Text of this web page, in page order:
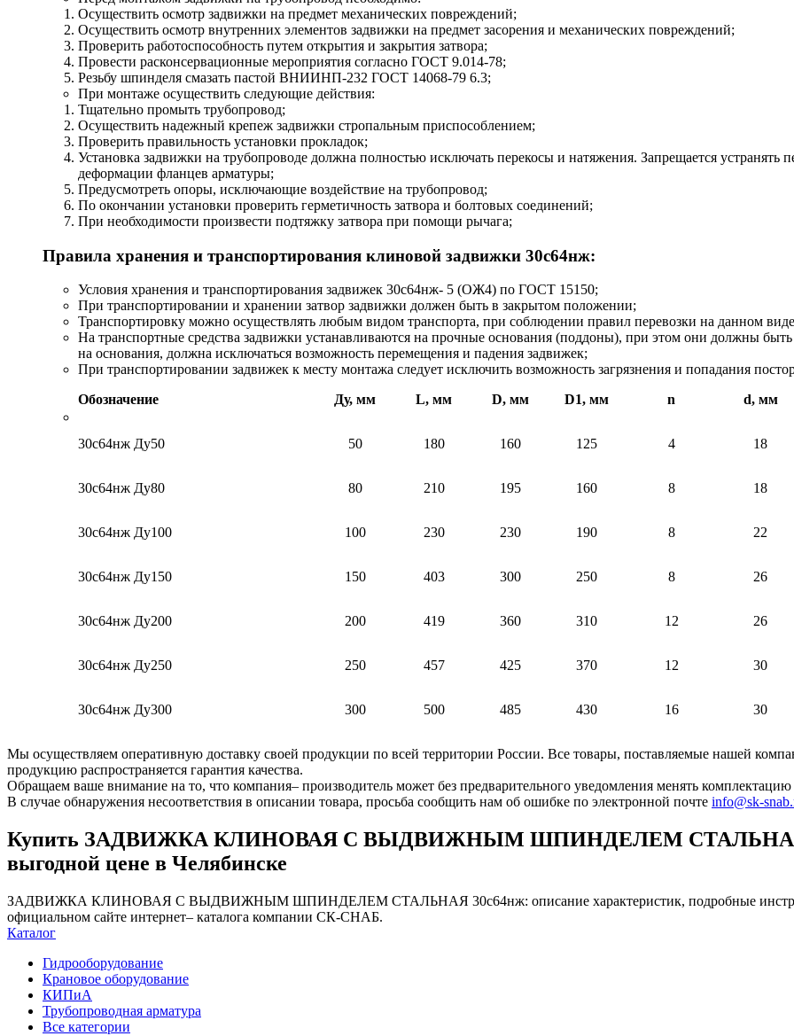
Осуществить осмотр задвижки на предмет механических повреждений;
Осуществить осмотр внутренних элементов задвижки на предмет засорения и механических повреждений;
Проверить работоспособность путем открытия и закрытия затвора;
Провести расконсервационные мероприятия согласно ГОСТ 9.014-78;
Резьбу шпинделя смазать пастой ВНИИНП-232 ГОСТ 14068-79 6.3;
При монтаже осуществить следующие действия:
Тщательно промыть трубопровод;
Осуществить надежный крепеж задвижки стропальным приспособлением;
Проверить правильность установки прокладок;
Установка задвижки на трубопроводе должна полностью исключать перекосы и натяжения. Запрещается устранять
деформации фланцев арматуры;
Предусмотреть опоры, исключающие воздействие на трубопровод;
По окончании установки проверить герметичность затвора и болтовых соединений;
При необходимости произвести подтяжку затвора при помощи рычага;
Правила хранения и транспортирования клиновой задвижки 30с64нж:
Условия хранения и транспортирования задвижек 30с64нж- 5 (ОЖ4) по ГОСТ 15150;
При транспортировании и хранении затвор задвижки должен быть в закрытом положении;
Транспортировку можно осуществлять любым видом транспорта, при соблюдении правил перевозки на данном
На транспортные средства задвижки устанавливаются на прочные основания (поддоны), при этом они должны
на основания, должна исключаться возможность перемещения и падения задвижек;
При транспортировании задвижек к месту монтажа следует исключить возможность загрязнения и попадания
Обозначение
Ду, мм L, мм D, мм D1, мм n d, мм
30с64нж Ду50 50 180 160 125 4 18
30с64нж Ду80 80 210 195 160 8 18
30с64нж Ду100 100 230 230 190 8 22
30с64нж Ду150 150 403 300 250 8 26
30с64нж Ду200 200 419 360 310 12 26
30с64нж Ду250 250 457 425 370 12 30
30с64нж Ду300 300 500 485 430 16 30
Мы осуществляем оперативную доставку своей продукции по всей территории России. Все товары, поставляемые нашей
продукцию распространяется гарантия качества.
Обращаем ваше внимание на то, что компания– производитель может без предварительного уведомления менять
В случае обнаружения несоответствия в описании товара, просьба сообщить нам об ошибке по электронной почте info@sk-
Купить ЗАДВИЖКА КЛИНОВАЯ С ВЫДВИЖНЫМ ШПИНДЕЛЕМ СТАЛЬНАЯ
выгодной цене в Челябинске
ЗАДВИЖКА КЛИНОВАЯ С ВЫДВИЖНЫМ ШПИНДЕЛЕМ СТАЛЬНАЯ 30с64нж: описание характеристик, подробные
официальном сайте интернет– каталога компании СК-СНАБ.
Каталог
Гидрооборудование
Крановое оборудование
КИПиА
Трубопроводная арматура
Все категории